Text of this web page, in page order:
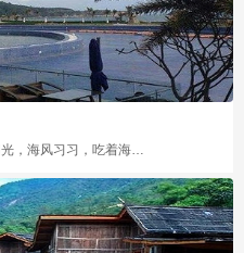
南国滨海之城，避寒胜地，有暖暖的阳光，海风习习，吃着海鲜逛逛老街多惬意啊